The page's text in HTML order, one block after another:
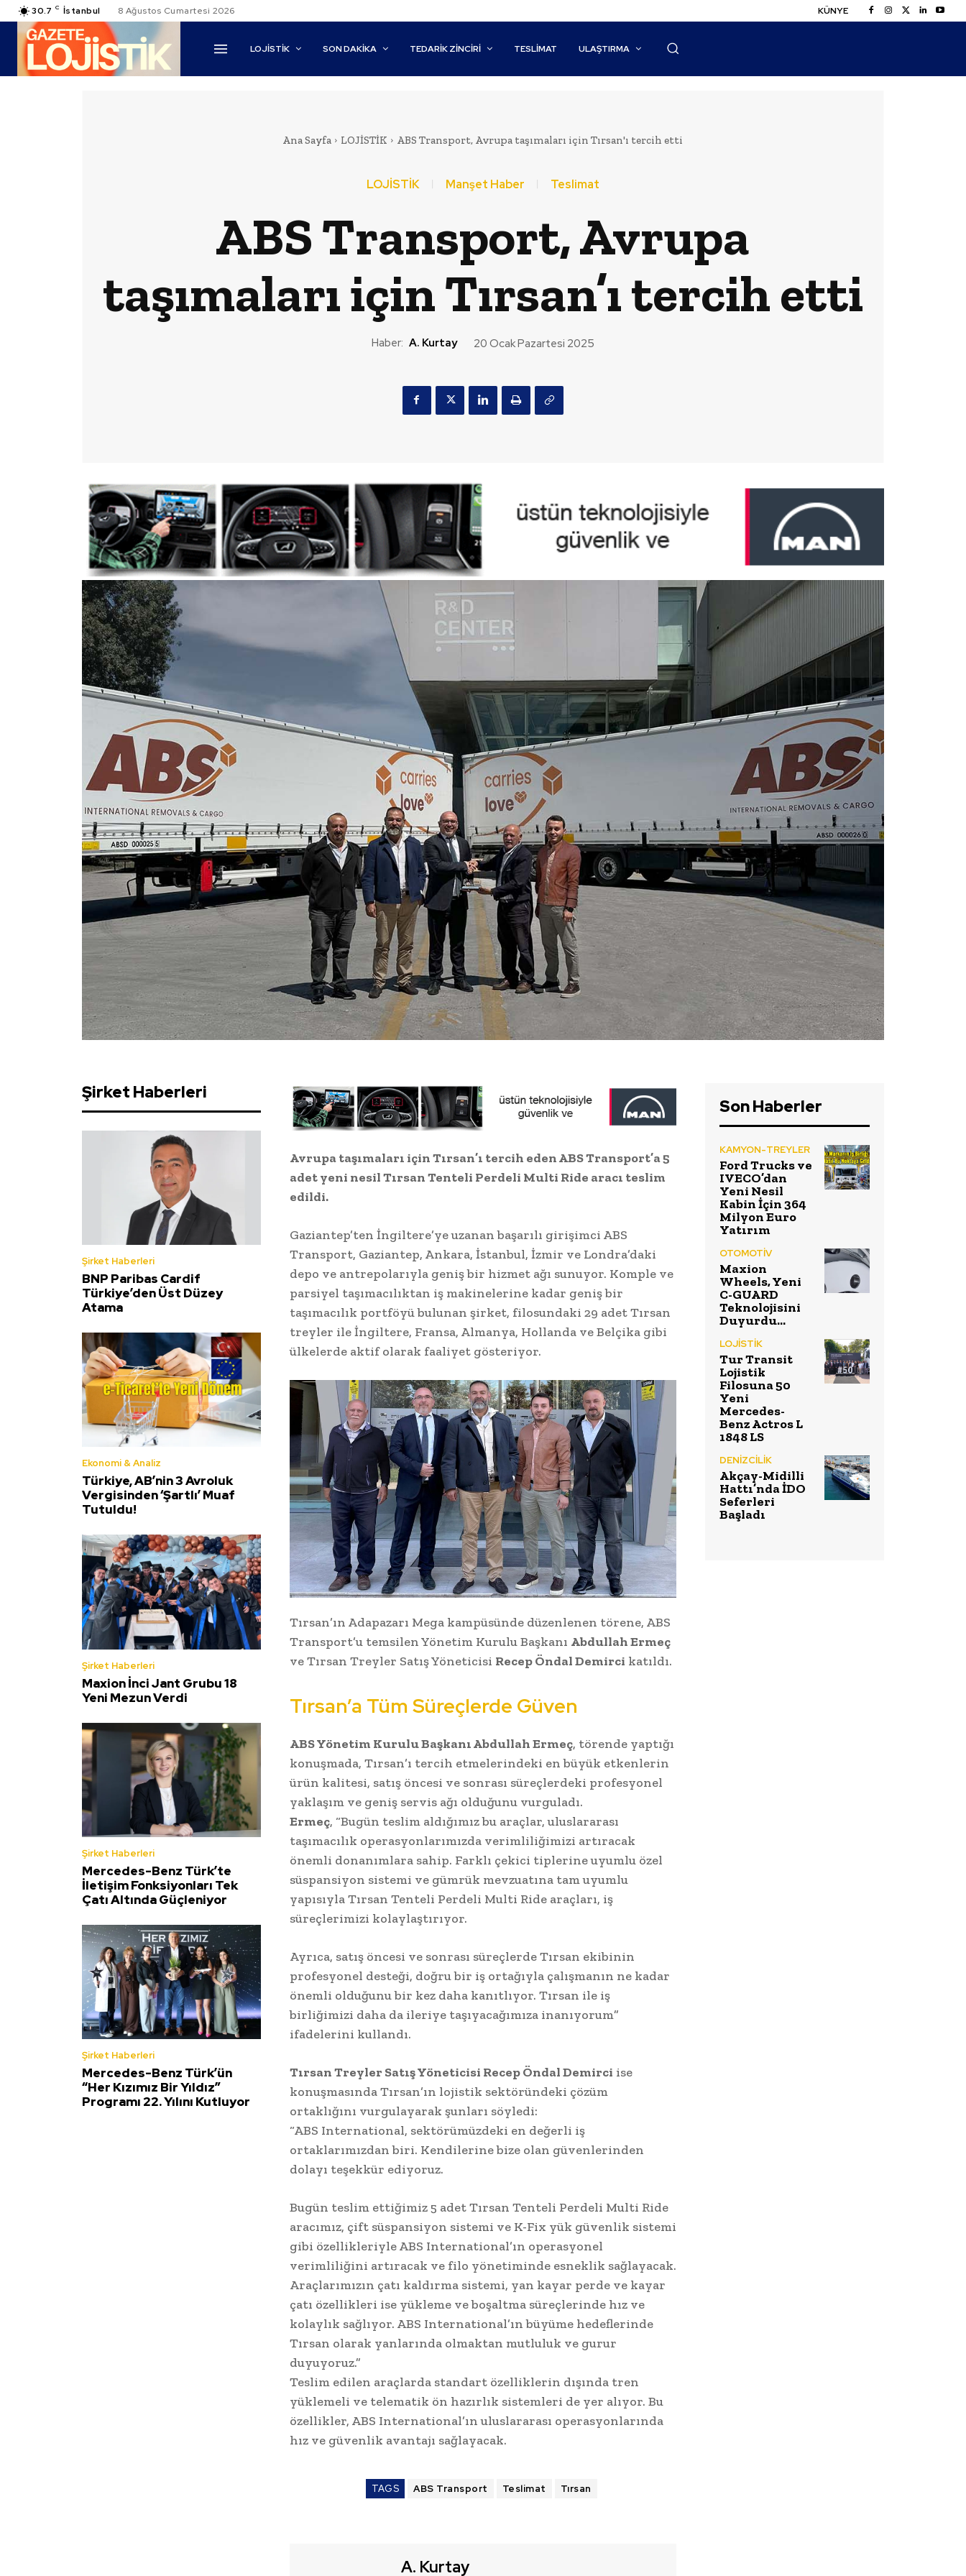
30.7 C İstanbul 8 Ağustos Cumartesi 2026 KÜNYE
LOJİSTİK SON DAKİKA TEDARIK ZINCIRI TESLIMAT ULAŞTIRMA
Ana Sayfa LOJİSTİK ABS Transport, Avrupa taşımaları için Tırsan'ı tercih etti
LOJİSTİK Manşet Haber Teslimat
ABS Transport, Avrupa
taşımaları için Tırsan’ı tercih etti
Haber: A. Kurtay 20 Ocak Pazartesi 2025
Şirket Haberleri
Şirket Haberleri
BNP Paribas Cardif
Türkiye’den Üst Düzey
Atama
Ekonomi & Analiz
Türkiye, AB’nin 3 Avroluk
Vergisinden ‘Şartlı’ Muaf
Tutuldu!
Şirket Haberleri
Maxion İnci Jant Grubu 18
Yeni Mezun Verdi
Şirket Haberleri
Mercedes-Benz Türk’te
İletişim Fonksiyonları Tek
Çatı Altında Güçleniyor
Şirket Haberleri
Mercedes-Benz Türk’ün
“Her Kızımız Bir Yıldız”
Programı 22. Yılını Kutluyor
Avrupa taşımaları için Tırsan’ı tercih eden ABS Transport’a 5
adet yeni nesil Tırsan Tenteli Perdeli Multi Ride aracı teslim
edildi.
Gaziantep’ten İngiltere’ye uzanan başarılı girişimci ABS
Transport, Gaziantep, Ankara, İstanbul, İzmir ve Londra’daki
depo ve antrepolarıyla geniş bir hizmet ağı sunuyor. Komple ve
parsiyel taşımacılıktan iş makinelerine kadar geniş bir
taşımacılık portföyü bulunan şirket, filosundaki 29 adet Tırsan
treyler ile İngiltere, Fransa, Almanya, Hollanda ve Belçika gibi
ülkelerde aktif olarak faaliyet gösteriyor.
Tırsan’ın Adapazarı Mega kampüsünde düzenlenen törene, ABS
Transport’u temsilen Yönetim Kurulu Başkanı Abdullah Ermeç
ve Tırsan Treyler Satış Yöneticisi Recep Öndal Demirci katıldı.
Tırsan’a Tüm Süreçlerde Güven
ABS Yönetim Kurulu Başkanı Abdullah Ermeç, törende yaptığı
konuşmada, Tırsan’ı tercih etmelerindeki en büyük etkenlerin
ürün kalitesi, satış öncesi ve sonrası süreçlerdeki profesyonel
yaklaşım ve geniş servis ağı olduğunu vurguladı.
Ermeç, “Bugün teslim aldığımız bu araçlar, uluslararası
taşımacılık operasyonlarımızda verimliliğimizi artıracak
önemli donanımlara sahip. Farklı çekici tiplerine uyumlu özel
süspansiyon sistemi ve gümrük mevzuatına tam uyumlu
yapısıyla Tırsan Tenteli Perdeli Multi Ride araçları, iş
süreçlerimizi kolaylaştırıyor.
Ayrıca, satış öncesi ve sonrası süreçlerde Tırsan ekibinin
profesyonel desteği, doğru bir iş ortağıyla çalışmanın ne kadar
önemli olduğunu bir kez daha kanıtlıyor. Tırsan ile iş
birliğimizi daha da ileriye taşıyacağımıza inanıyorum”
ifadelerini kullandı.
Tırsan Treyler Satış Yöneticisi Recep Öndal Demirci ise
konuşmasında Tırsan’ın lojistik sektöründeki çözüm
ortaklığını vurgulayarak şunları söyledi:
“ABS International, sektörümüzdeki en değerli iş
ortaklarımızdan biri. Kendilerine bize olan güvenlerinden
dolayı teşekkür ediyoruz.
Bugün teslim ettiğimiz 5 adet Tırsan Tenteli Perdeli Multi Ride
aracımız, çift süspansiyon sistemi ve K-Fix yük güvenlik sistemi
gibi özellikleriyle ABS International’ın operasyonel
verimliliğini artıracak ve filo yönetiminde esneklik sağlayacak.
Araçlarımızın çatı kaldırma sistemi, yan kayar perde ve kayar
çatı özellikleri ise yükleme ve boşaltma süreçlerinde hız ve
kolaylık sağlıyor. ABS International’ın büyüme hedeflerinde
Tırsan olarak yanlarında olmaktan mutluluk ve gurur
duyuyoruz.”
Teslim edilen araçlarda standart özelliklerin dışında tren
yüklemeli ve telematik ön hazırlık sistemleri de yer alıyor. Bu
özellikler, ABS International’ın uluslararası operasyonlarında
hız ve güvenlik avantajı sağlayacak.
TAGS ABS Transport Teslimat Tırsan
A. Kurtay
Son Haberler
KAMYON-TREYLER
Ford Trucks ve
IVECO’dan
Yeni Nesil
Kabin İçin 364
Milyon Euro
Yatırım
OTOMOTİV
Maxion
Wheels, Yeni
C-GUARD
Teknolojisini
Duyurdu…
LOJİSTİK
Tur Transit
Lojistik
Filosuna 50
Yeni
Mercedes-
Benz Actros L
1848 LS
DENİZCİLİK
Akçay-Midilli
Hattı’nda İDO
Seferleri
Başladı